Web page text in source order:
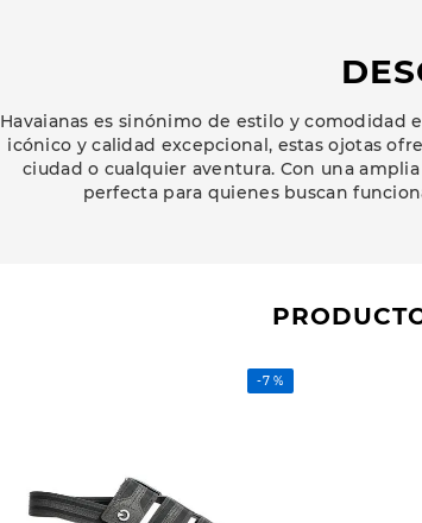
Havaianas es sinónimo de estilo y comodidad
icónico y calidad excepcional, estas ojotas
ciudad o cualquier aventura. Con una
perfecta para quienes buscan
-7 %